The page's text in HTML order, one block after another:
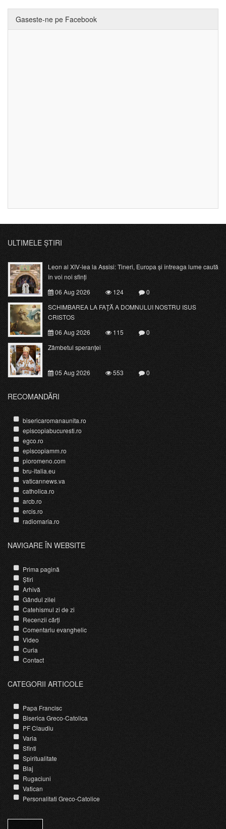
Gaseste-ne pe Facebook
ULTIMELE ȘTIRI
Leon al XIV-lea la Assisi: Tineri, Europa și întreaga lume caută
în voi noi sfinți
06 Aug 2026
124
0
SCHIMBAREA LA FAŢĂ A DOMNULUI NOSTRU ISUS
CRISTOS
06 Aug 2026
115
0
Zâmbetul speranței
05 Aug 2026 553 0
RECOMANDĂRI
bisericaromanaunita.ro
episcopiabucuresti.ro
egco.ro
episcopiamm.ro
pioromeno.com
bru-italia.eu
vaticannews.va
catholica.ro
arcb.ro
ercis.ro
radiomaria.ro
NAVIGARE ÎN WEBSITE
Prima pagină
Știri
Arhivă
Gândul zilei
Catehismul zi de zi
Recenzii cărți
Comentariu evanghelic
Video
Curia
Contact
CATEGORII ARTICOLE
Papa Francisc
Biserica Greco-Catolica
PF Claudiu
Varia
Sfinti
Spiritualitate
Blaj
Rugaciuni
Vatican
Personalitati Greco-Catolice